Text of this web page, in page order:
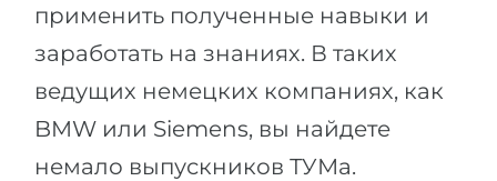
применить полученные навыки и
заработать на знаниях. В таких
ведущих немецких компаниях, как
BMW или Siemens, вы найдете
немало выпускников ТУМа.